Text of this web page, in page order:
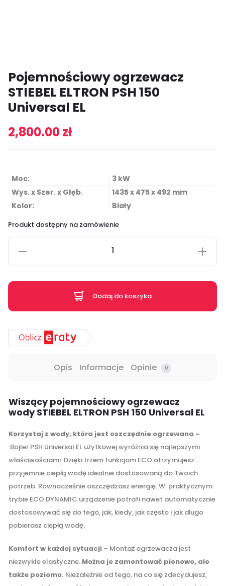
Pojemnościowy ogrzewacz
STIEBEL ELTRON PSH 150
Universal EL
2,800.00zł
Moc:
3 kW
Wys. x Szer. x Głęb.
1435 x 475 x 492 mm
Kolor:
Biały
Produkt dostępny na zamówienie
Dodaj do koszyka
Opis Informacje Opinie 0
Wiszący pojemnościowy ogrzewacz
wody STIEBEL ELTRON PSH 150 Universal EL
Korzystaj z wody, która jest oszczędnie ogrzewana –
Bojler PSH Universal EL użytkowej wyróżnia się najlepszymi
właściwościami. Dzięki trzem funkcjom ECO otrzymujesz
przyjemnie ciepłą wodę idealnie dostosowaną do Twoich
potrzeb. Równocześnie oszczędzasz energię. W praktycznym
trybie ECO DYNAMIC urządzenie potrafi nawet automatycznie
dostosowywać się do tego, jak, kiedy, jak często i jak długo
pobierasz ciepłą wodę.
Komfort w każdej sytuacji – Montaż ogrzewacza jest
niezwykle elastyczne. Można je zamontować pionowo, ale
także poziomo. Niezależnie od tego, na co się zdecydujesz,